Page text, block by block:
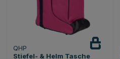
QHP
Stiefel- & Helm Tasche